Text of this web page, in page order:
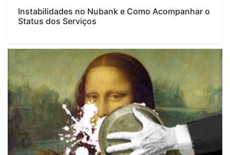
Instabilidades no Nubank e Como Acompanhar o
Status dos Serviços